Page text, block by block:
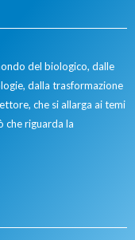
del biologico, dalle
dalla trasformazione
che si allarga ai temi
che riguarda la